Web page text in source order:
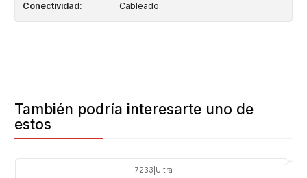
Conectividad: Cableado
También podría interesarte uno de
estos
7233 Ultra